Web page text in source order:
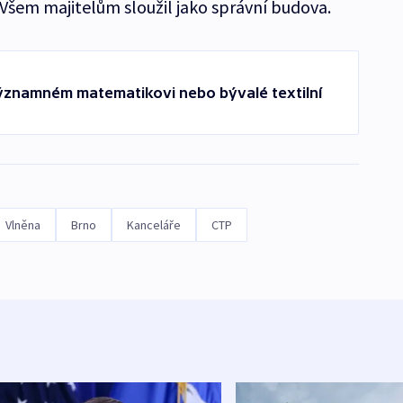
majitelům sloužil jako správní budova.
matematikovi nebo bývalé textilní
Vlněna Brno Kanceláře CTP